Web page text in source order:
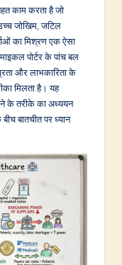
काम करता है जो
जोखिम, जटिल
का मिश्रण एक ऐसा
पोर्टर के पांच बल
और लाभकारिता के
मिलता है। यह
के तरीके का अध्ययन
बातचीत पर ध्यान